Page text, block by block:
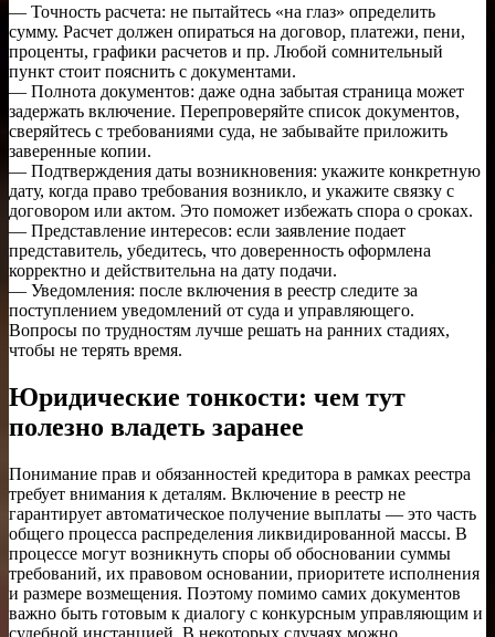
— Точность расчета: не пытайтесь «на глаз» определить
сумму. Расчет должен опираться на договор, платежи, пени,
проценты, графики расчетов и пр. Любой сомнительный
пункт стоит пояснить с документами.
— Полнота документов: даже одна забытая страница может
задержать включение. Перепроверяйте список документов,
сверяйтесь с требованиями суда, не забывайте приложить
заверенные копии.
— Подтверждения даты возникновения: укажите конкретную
дату, когда право требования возникло, и укажите связку с
договором или актом. Это поможет избежать спора о сроках.
— Представление интересов: если заявление подает
представитель, убедитесь, что доверенность оформлена
корректно и действительна на дату подачи.
— Уведомления: после включения в реестр следите за
поступлением уведомлений от суда и управляющего.
Вопросы по трудностям лучше решать на ранних стадиях,
чтобы не терять время.
Юридические тонкости: чем тут
полезно владеть заранее
Понимание прав и обязанностей кредитора в рамках реестра
требует внимания к деталям. Включение в реестр не
гарантирует автоматическое получение выплаты — это часть
общего процесса распределения ликвидированной массы. В
процессе могут возникнуть споры об обосновании суммы
требований, их правовом основании, приоритете исполнения
и размере возмещения. Поэтому помимо самих документов
важно быть готовым к диалогу с конкурсным управляющим и
судебной инстанцией. В некоторых случаях можно